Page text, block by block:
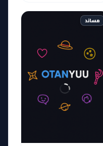
مساند